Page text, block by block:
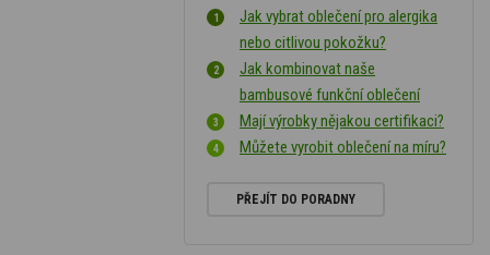
Jak vybrat oblečení pro alergika
nebo citlivou pokožku?
Jak kombinovat naše
bambusové funkční oblečení
Mají výrobky nějakou certifikaci?
Můžete vyrobit oblečení na míru?
PŘEJÍT DO PORADNY